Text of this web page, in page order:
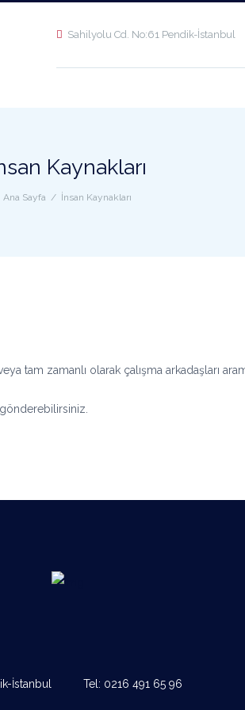
Sahilyolu Cd. No:61 Pendik-İstanbul
Kaynakları
Ana Sayfa İnsan Kaynakları
tam zamanlı olarak çalışma arkadaşları
Tel: 0216 491 65 96
İstanbul